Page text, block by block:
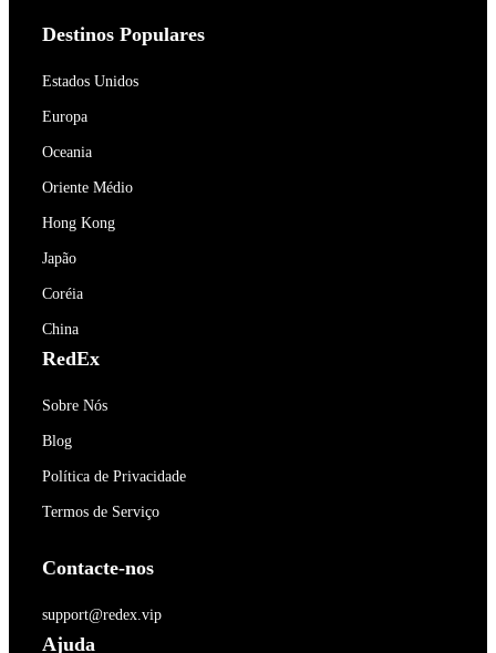
Destinos Populares
Estados Unidos
Europa
Oceania
Oriente Médio
Hong Kong
Japão
Coréia
China
RedEx
Sobre Nós
Blog
Política de Privacidade
Termos de Serviço
Contacte-nos
support@redex.vip
Ajuda